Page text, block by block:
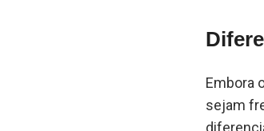
Embora
sejam